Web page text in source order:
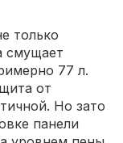
только
смущает
77 л.
от
Но зато
панели